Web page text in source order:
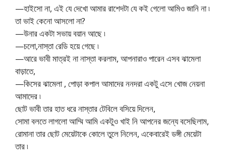
—হাইসো না, এই যে দেখো আমার রাশেদটা যে কই গেলো আমিও জানি না ৷
তা ভাই কেনো আসলো না?
—উনার একটা সভায় বয়ান আছে ৷
—চলো,নাস্তা রেডি হয়ে গেছে ৷
—আরে ভাবী মাত্রই না নাস্তা করলাম, আপনারাও পারেন এসব ঝামেলা
বাড়াতে,
—কিসের ঝামেলা , পোড়া কপাল আমাদের ননদরা একটু এসে খোজ নেয়না
আমাদের ৷
ছোট ভাবী তার হাত ধরে নাস্তার টেবিলে বসিয়ে দিলেন,
সোমা বলতে লাগলো আম্মি আমি একটুও খাই নি আপনের জন্যে বসেছিলাম,
রোমানা তার ছোট মেয়েটাকে কোলে তুলে নিলেন, একেবারেই ডঙ্গী মেয়েটা
তার ৷